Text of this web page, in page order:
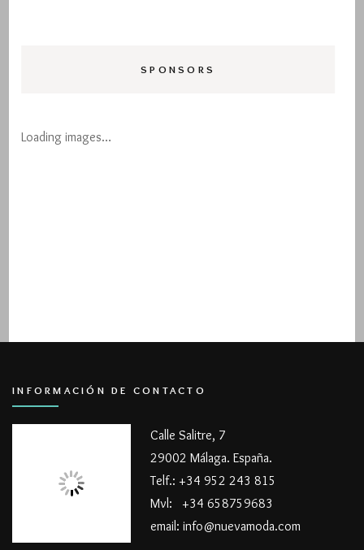
SPONSORS
Loading images…
INFORMACIÓN DE CONTACTO
Calle Salitre, 7
29002 Málaga. España.
Telf.: +34 952 243 815
Mvl: +34 658759683
email: info@nuevamoda.com